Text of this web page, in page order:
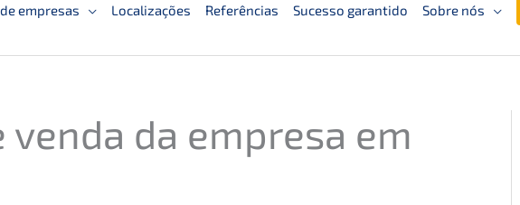
empresas Localizações Referências Sucesso garantido Sobre nós
venda da empre­sa em